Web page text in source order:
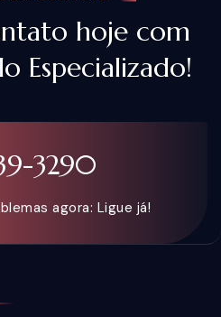
hoje com
Especializado!
3290
agora: Ligue já!